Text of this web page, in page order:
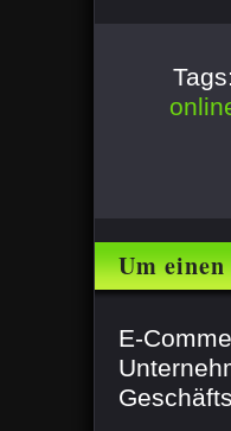
Tags:
Um
E-